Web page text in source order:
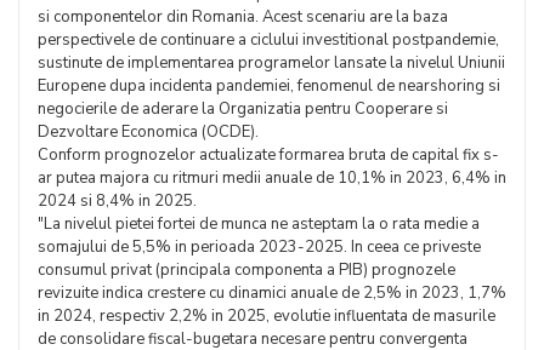
si componentelor din Romania. Acest scenariu are la baza
perspectivele de continuare a ciclului investitional postpandemie,
sustinute de implementarea programelor lansate la nivelul Uniunii
Europene dupa incidenta pandemiei, fenomenul de nearshoring si
negocierile de aderare la Organizatia pentru Cooperare si
Dezvoltare Economica (OCDE).
Conform prognozelor actualizate formarea bruta de capital fix s-
ar putea majora cu ritmuri medii anuale de 10,1% in 2023, 6,4% in
2024 si 8,4% in 2025.
"La nivelul pietei fortei de munca ne asteptam la o rata medie a
somajului de 5,5% in perioada 2023-2025. In ceea ce priveste
consumul privat (principala componenta a PIB) prognozele
revizuite indica crestere cu dinamici anuale de 2,5% in 2023, 1,7%
in 2024, respectiv 2,2% in 2025, evolutie influentata de masurile
de consolidare fiscal-bugetara necesare pentru convergenta